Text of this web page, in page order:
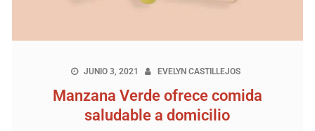
JUNIO 3, 2021 EVELYN CASTILLEJOS
Manzana Verde ofrece comida
saludable a domicilio